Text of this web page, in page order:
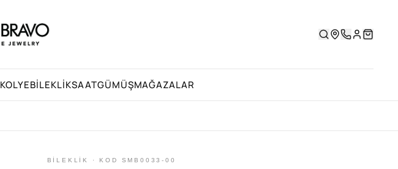
KOLYEBILEKLIKSAATGÜMÜŞMAĞAZALAR
BILEKLIK · KOD SMB0033-00